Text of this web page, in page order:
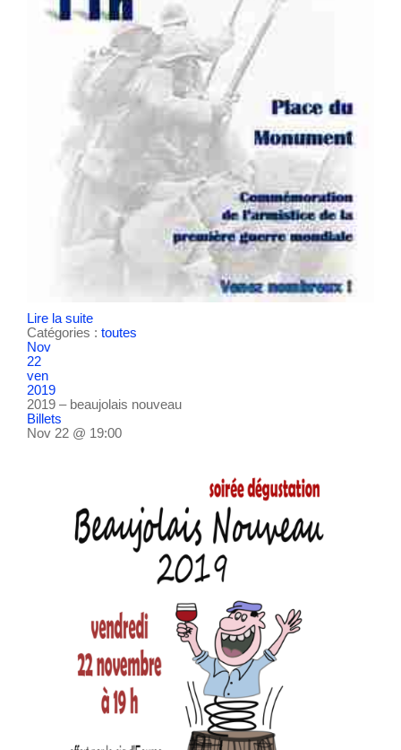
Lire la suite
Catégories : toutes
Nov
22
ven
2019
2019 – beaujolais nouveau
Billets
Nov 22 @ 19:00